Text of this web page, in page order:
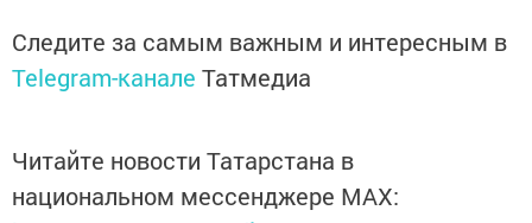
Следите за самым важным и интересным в
Telegram-канале Татмедиа
Читайте новости Татарстана в
национальном мессенджере MАХ: